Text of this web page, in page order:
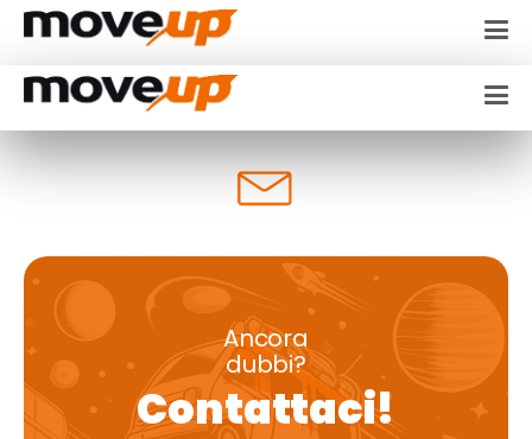
Ancora
dubbi?
Contattaci!